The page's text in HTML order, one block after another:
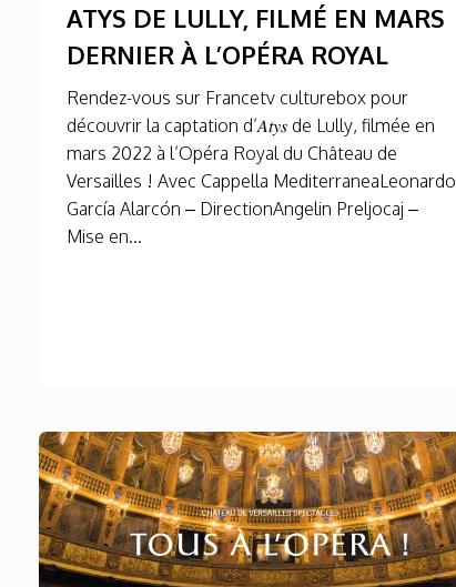
ATYS DE LULLY, FILMÉ EN MARS
DERNIER À L’OPÉRA ROYAL
Rendez-vous sur Francetv culturebox pour
découvrir la captation d’𝐴𝑡𝑦𝑠 de Lully, filmée en
mars 2022 à l’Opéra Royal du Château de
Versailles ! Avec Cappella MediterraneaLeonardo
García Alarcón – DirectionAngelin Preljocaj –
Mise en...